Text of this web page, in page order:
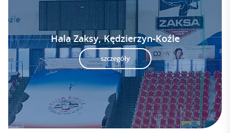
Hala Zaksy, Kędzierzyn-Koźle
szczegóły